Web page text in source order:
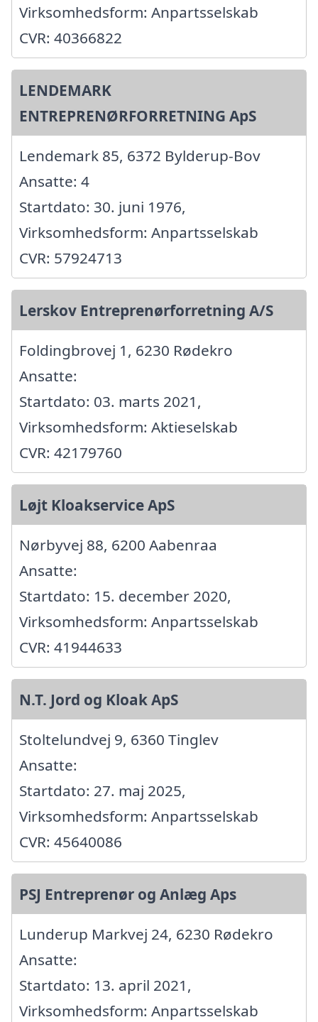
Virksomhedsform: Anpartsselskab
CVR: 40366822
LENDEMARK
ENTREPRENØRFORRETNING ApS
Lendemark 85, 6372 Bylderup-Bov
Ansatte: 4
Startdato: 30. juni 1976,
Virksomhedsform: Anpartsselskab
CVR: 57924713
Lerskov Entreprenørforretning A/S
Foldingbrovej 1, 6230 Rødekro
Ansatte:
Startdato: 03. marts 2021,
Virksomhedsform: Aktieselskab
CVR: 42179760
Løjt Kloakservice ApS
Nørbyvej 88, 6200 Aabenraa
Ansatte:
Startdato: 15. december 2020,
Virksomhedsform: Anpartsselskab
CVR: 41944633
N.T. Jord og Kloak ApS
Stoltelundvej 9, 6360 Tinglev
Ansatte:
Startdato: 27. maj 2025,
Virksomhedsform: Anpartsselskab
CVR: 45640086
PSJ Entreprenør og Anlæg Aps
Lunderup Markvej 24, 6230 Rødekro
Ansatte:
Startdato: 13. april 2021,
Virksomhedsform: Anpartsselskab